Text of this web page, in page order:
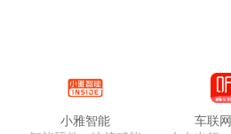
小雅智能
车联